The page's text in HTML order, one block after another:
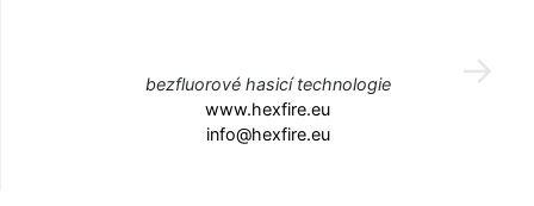
bezfluorové hasicí technologie
www.hexfire.eu
info@hexfire.eu